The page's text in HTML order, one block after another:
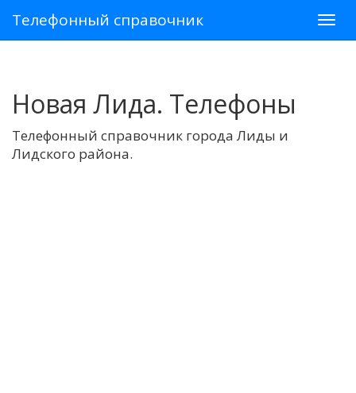
Телефонный справочник
Новая Лида. Телефоны
Телефонный справочник города Лиды и
Лидского района.